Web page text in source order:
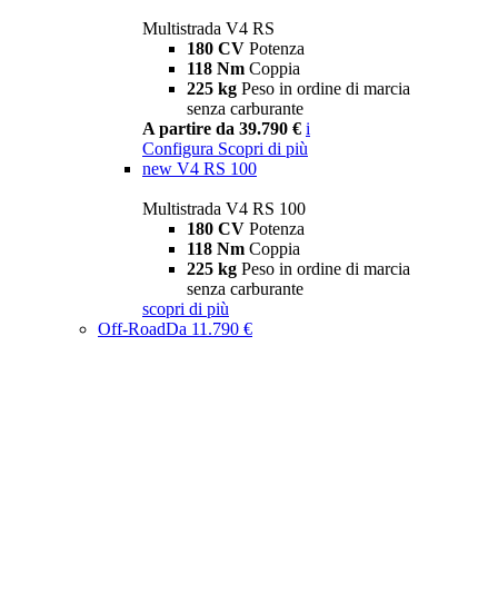
Multistrada V4 RS
180 CV Potenza
118 Nm Coppia
225 kg Peso in ordine di marcia
senza carburante
A partire da 39.790 € i
Configura Scopri di più
new V4 RS 100
Multistrada V4 RS 100
180 CV Potenza
118 Nm Coppia
225 kg Peso in ordine di marcia
senza carburante
scopri di più
Off-RoadDa 11.790 €